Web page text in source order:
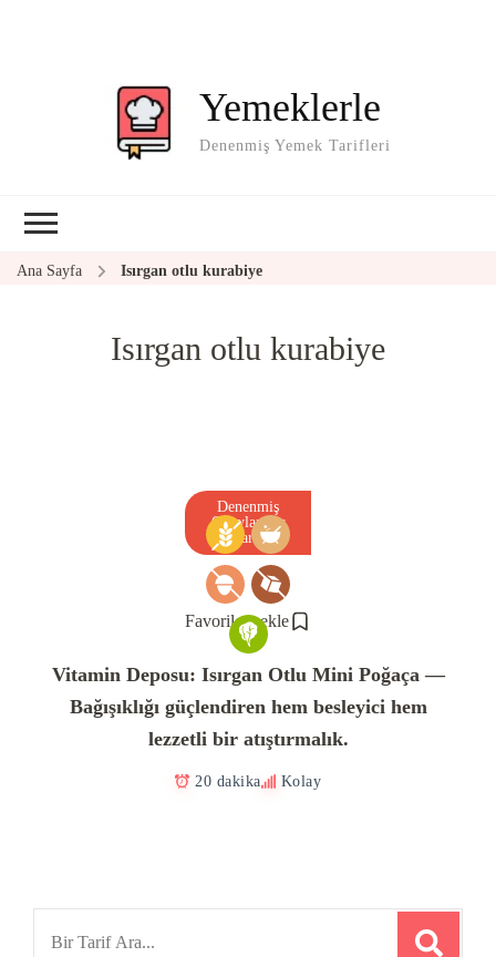
Yemeklerle
Denenmiş Yemek Tarifleri
Ana Sayfa Isırgan otlu kurabiye
Isırgan otlu kurabiye
Favorilere ekle
Denenmiş
Onaylanmış
Tarif
Vitamin Deposu: Isırgan Otlu Mini Poğaça —
Bağışıklığı güçlendiren hem besleyici hem
lezzetli bir atıştırmalık.
20 dakika Kolay